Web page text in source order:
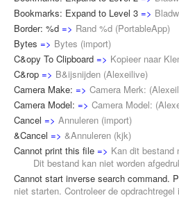
Bookmarks: Expand to Level 3 =>
Border: %d => Rand %d (PortableApp)
Bytes => Bytes (import)
C&opy To Clipboard => Kopieer naar
C&rop => B&ijsnijden (Alexeilive)
Camera Make: => Camera Merk: (
Camera Model: => Camera Model: (
Cancel => Annuleren (import)
&Cancel => &Annuleren (kjk)
Cannot print this file => Kan dit bestand
Dit bestand kan niet worden
Cannot start inverse search command.
niet starten. Controleer de